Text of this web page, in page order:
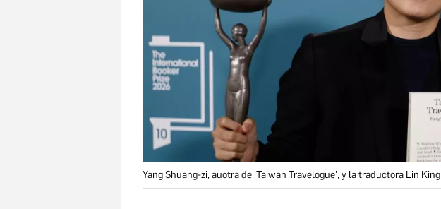
Yang Shuang-zi, auotra de 'Taiwan Travelogue', y la traductora Lin King